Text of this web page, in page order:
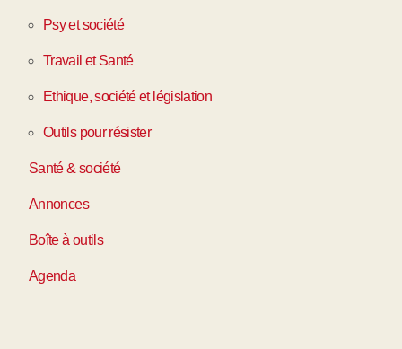
Psy et société
Travail et Santé
Ethique, société et législation
Outils pour résister
Santé & société
Annonces
Boîte à outils
Agenda